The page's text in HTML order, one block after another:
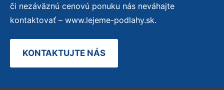
či nezáväznú cenovú ponuku nás neváhajte
kontaktovať – www.lejeme-podlahy.sk.
KONTAKTUJTE NÁS